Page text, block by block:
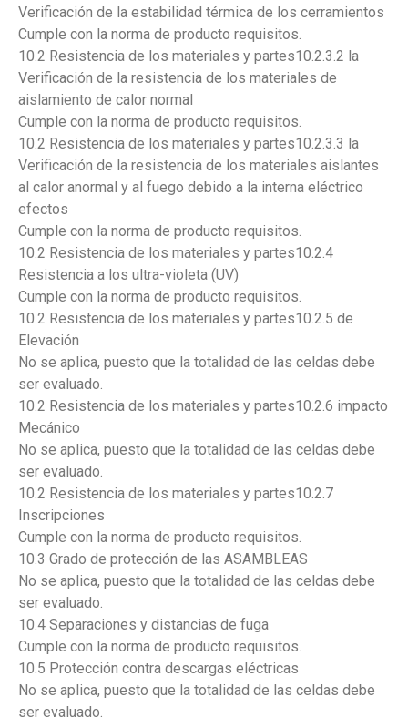
Verificación de la estabilidad térmica de los cerramientos
Cumple con la norma de producto requisitos.
10.2 Resistencia de los materiales y partes10.2.3.2 la
Verificación de la resistencia de los materiales de
aislamiento de calor normal
Cumple con la norma de producto requisitos.
10.2 Resistencia de los materiales y partes10.2.3.3 la
Verificación de la resistencia de los materiales aislantes
al calor anormal y al fuego debido a la interna eléctrico
efectos
Cumple con la norma de producto requisitos.
10.2 Resistencia de los materiales y partes10.2.4
Resistencia a los ultra-violeta (UV)
Cumple con la norma de producto requisitos.
10.2 Resistencia de los materiales y partes10.2.5 de
Elevación
No se aplica, puesto que la totalidad de las celdas debe
ser evaluado.
10.2 Resistencia de los materiales y partes10.2.6 impacto
Mecánico
No se aplica, puesto que la totalidad de las celdas debe
ser evaluado.
10.2 Resistencia de los materiales y partes10.2.7
Inscripciones
Cumple con la norma de producto requisitos.
10.3 Grado de protección de las ASAMBLEAS
No se aplica, puesto que la totalidad de las celdas debe
ser evaluado.
10.4 Separaciones y distancias de fuga
Cumple con la norma de producto requisitos.
10.5 Protección contra descargas eléctricas
No se aplica, puesto que la totalidad de las celdas debe
ser evaluado.